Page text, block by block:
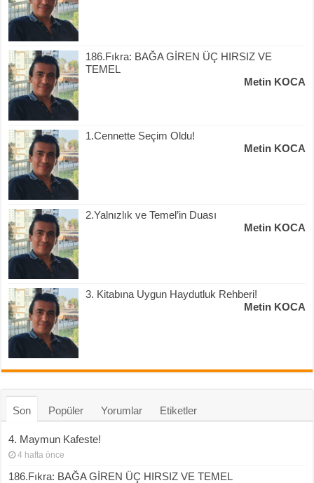
186.Fıkra: BAĞA GİREN ÜÇ HIRSIZ VE
TEMEL
Metin KOCA
1.Cennette Seçim Oldu!
Metin KOCA
2.Yalnızlık ve Temel’in Duası
Metin KOCA
3. Kitabına Uygun Haydutluk Rehberi!
Metin KOCA
Son Popüler Yorumlar Etiketler
4. Maymun Kafeste!
4 hafta önce
186.Fıkra: BAĞA GİREN ÜÇ HIRSIZ VE TEMEL